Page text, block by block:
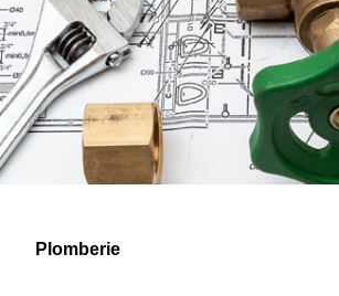
Plomberie